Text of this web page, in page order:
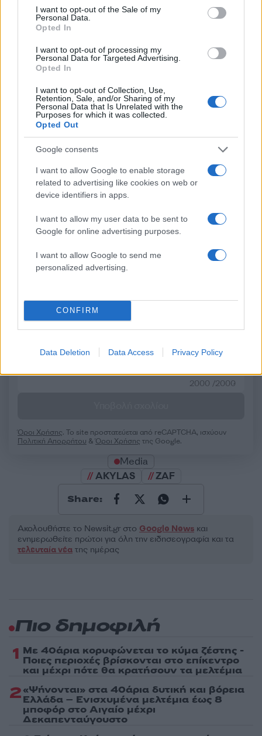
consent section.
I want to opt-out of the Sale of my
Personal Data.
Opted In
I want to opt-out of processing my
Personal Data for Targeted Advertising.
Opted In
I want to opt-out of Collection, Use,
Retention, Sale, and/or Sharing of my
Personal Data that Is Unrelated with the
Purposes for which it was collected.
Opted Out
Google consents
I want to allow Google to enable storage
related to advertising like cookies on web or
device identifiers in apps.
I want to allow my user data to be sent to
Google for online advertising purposes.
I want to allow Google to send me
personalized advertising.
CONFIRM
Data Deletion Data Access Privacy Policy
Σχόλια
2000 /2000
Όροι Χρήσης. Το site προστατεύεται από reCAPTCHA, ισχύουν
Πολιτική Απορρήτου &Όροι Χρήσης της Google.
Media
AKYLAS
ZAF
Share:
Ακολουθήστε το Νewsit.gr στο Google News και
ενημερωθείτε πρώτοι για όλη την ειδησεογραφία και τα
τελευταία νέα της ημέρας
Τραγωδία με 4χρονο αγόρι
στην Πάρο: Τα τρία σημεία
που εστιάζουν οι
αστυνομικοί για τον πνιγμό
Οι 6 όροι «φωτιά» του
Ορμούζ - «Ποτέ δεν
κάνουμε πίσω, είτε
διαπραγματεύσεις»
Πιο δημοφιλή
1 Με 40άρια κορυφώνεται το κύμα ζέστης -
Ποιες περιοχές βρίσκονται στο επίκεντρο
και μέχρι πότε θα κρατήσουν τα μελτέμια
2«Ψήνονται» στα 40άρια δυτική και βόρεια
Ελλάδα – Ενισχυμένα μελτέμια έως 8
μποφόρ στο Αιγαίο μέχρι
Δεκαπενταύγουστο